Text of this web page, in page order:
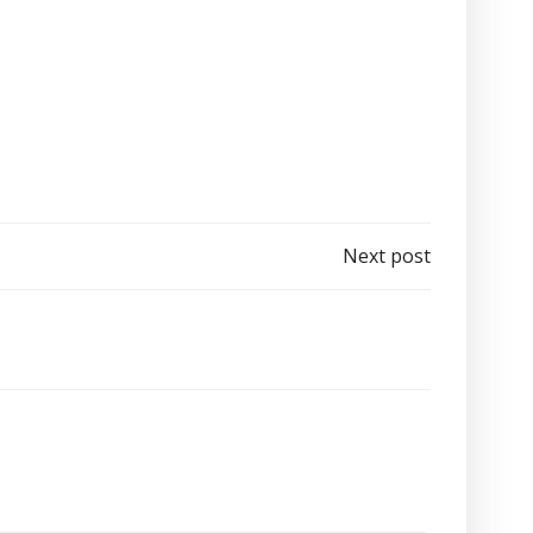
Next post